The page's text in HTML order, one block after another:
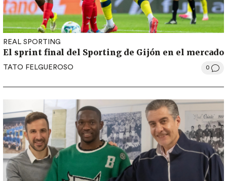
REAL SPORTING
El sprint final del Sporting de Gijón en el mercado
TATO FELGUEROSO 0